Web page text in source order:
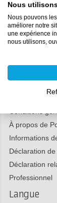
Retour
Payer
Réclamations
À propos de
Informations
Déclaration
Déclaration
Professionnel
Langue
Nous
Nous pouvons
améliorer notre
une expérience
nous utilisons,